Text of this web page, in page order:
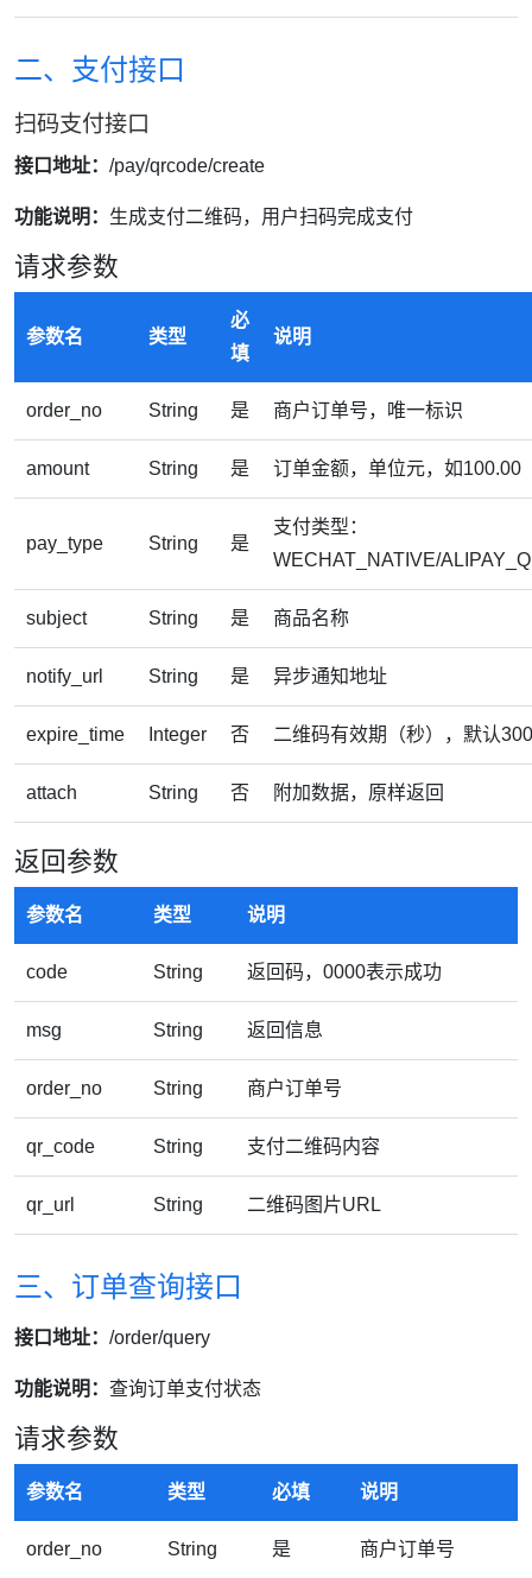
二、支付接口
扫码支付接口
接口地址： /pay/qrcode/create
功能说明： 生成支付二维码，用户扫码完成支付
请求参数
参数名 类型
必
填
说明
order_no String 是 商户订单号，唯一标识
amount String 是 订单金额，单位元，如100.00
pay_type String 是
支付类型：
WECHAT_NATIVE/
subject String 是 商品名称
notify_url String 是 异步通知地址
expire_time Integer 否 二维码有效期（秒），默认300
attach String 否 附加数据，原样返回
返回参数
参数名 类型 说明
code String 返回码，0000表示成功
msg String 返回信息
order_no String 商户订单号
qr_code String 支付二维码内容
qr_url String 二维码图片URL
三、订单查询接口
接口地址： /order/query
功能说明： 查询订单支付状态
请求参数
参数名 类型 必填 说明
order_no String 是 商户订单号